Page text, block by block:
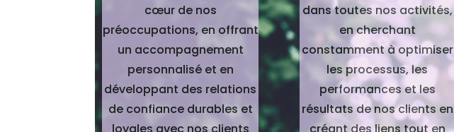
cœur de nos
préoccupations, en offrant
un accompagnement
personnalisé et en
développant des relations
de confiance durables et
dans toutes nos activités,
en cherchant
constamment à optimiser
les processus, les
performances et les
résultats de nos clients en